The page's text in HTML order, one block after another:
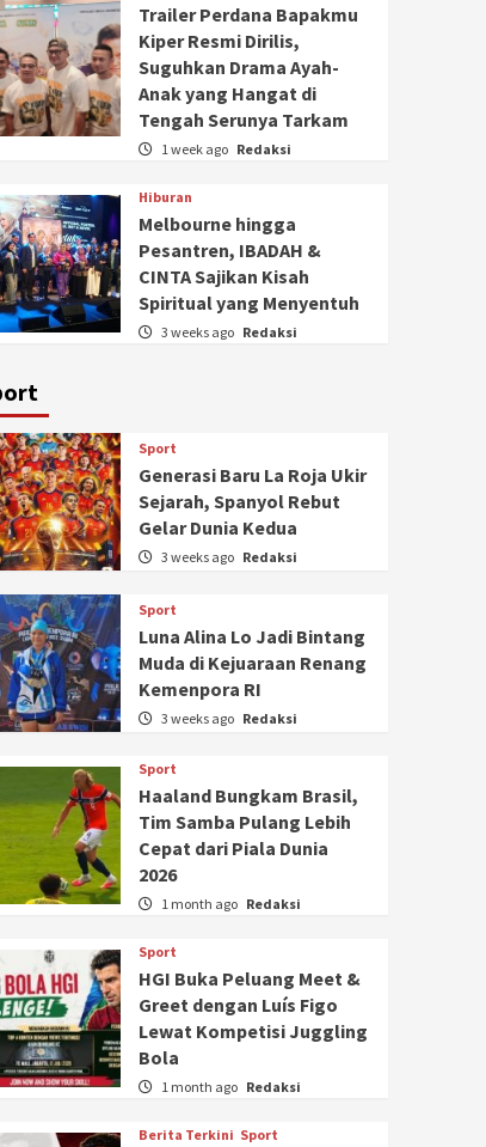
Trailer Perdana Bapakmu
Kiper Resmi Dirilis,
Suguhkan Drama Ayah-
Anak yang Hangat di
Tengah Serunya Tarkam
1 week ago Redaksi
Hiburan
Melbourne hingga
Pesantren, IBADAH &
CINTA Sajikan Kisah
Spiritual yang Menyentuh
3 weeks ago Redaksi
Sport
Generasi Baru La Roja Ukir
Sejarah, Spanyol Rebut
Gelar Dunia Kedua
3 weeks ago Redaksi
Sport
Luna Alina Lo Jadi Bintang
Muda di Kejuaraan Renang
Kemenpora RI
3 weeks ago Redaksi
Sport
Haaland Bungkam Brasil,
Tim Samba Pulang Lebih
Cepat dari Piala Dunia
2026
1 month ago Redaksi
Sport
HGI Buka Peluang Meet &
Greet dengan Luís Figo
Lewat Kompetisi Juggling
Bola
1 month ago Redaksi
Berita Terkini Sport